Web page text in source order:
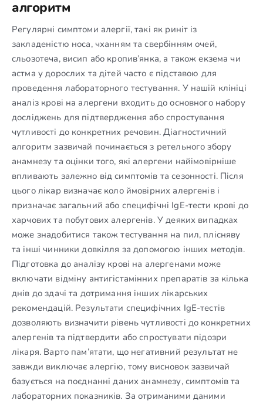
алгоритм
Регулярні симптоми алергії, такі як риніт із
закладеністю носа, чханням та свербінням очей,
сльозотеча, висип або кропив’янка, а також екзема чи
астма у дорослих та дітей часто є підставою для
проведення лабораторного тестування. У нашій клініці
аналіз крові на алергени входить до основного набору
досліджень для підтвердження або спростування
чутливості до конкретних речовин. Діагностичний
алгоритм зазвичай починається з ретельного збору
анамнезу та оцінки того, які алергени найімовірніше
впливають залежно від симптомів та сезонності. Після
цього лікар визначає коло ймовірних алергенів і
призначає загальний або специфічні IgE-тести крові до
харчових та побутових алергенів. У деяких випадках
може знадобитися також тестування на пил, плісняву
та інші чинники довкілля за допомогою інших методів.
Підготовка до аналізу крові на алергенами може
включати відміну антигістамінних препаратів за кілька
днів до здачі та дотримання інших лікарських
рекомендацій. Результати специфічних IgE-тестів
дозволяють визначити рівень чутливості до конкретних
алергенів та підтвердити або спростувати підозри
лікаря. Варто пам’ятати, що негативний результат не
завжди виключає алергію, тому висновок зазвичай
базується на поєднанні даних анамнезу, симптомів та
лабораторних показників. За отриманими даними